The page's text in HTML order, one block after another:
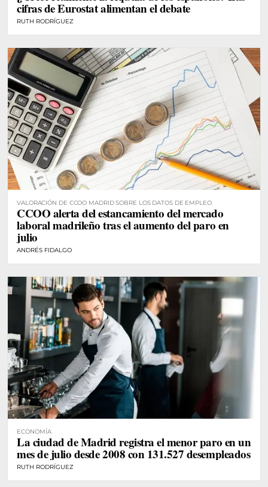
cifras de Eurostat alimentan el debate
RUTH RODRÍGUEZ
VALORACIÓN DE CCOO MADRID SOBRE LOS DATOS DE EMPLEO
CCOO alerta del estancamiento del mercado
laboral madrileño tras el aumento del paro en
julio
ANDRÉS FIDALGO
ECONOMÍA
La ciudad de Madrid registra el menor paro en un
mes de julio desde 2008 con 131.527 desempleados
RUTH RODRÍGUEZ